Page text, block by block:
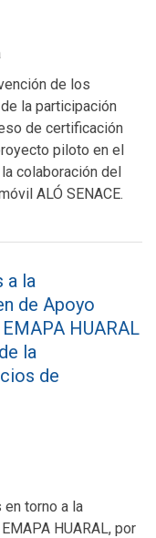
de los
la participación
de certificación
piloto en el
colaboración del
ALÓ SENACE.
a la
de Apoyo
HUARAL
la
de
torno a la
HUARAL, por